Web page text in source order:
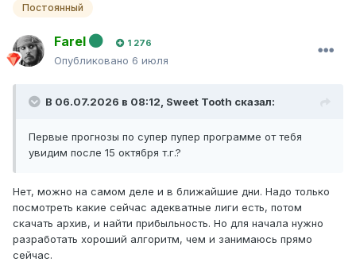
Постоянный
Farel 1 276
Опубликовано 6 июля
В 06.07.2026 в 08:12, Sweet Tooth сказал:
Первые прогнозы по супер пупер программе от тебя
увидим после 15 октября т.г.?
Нет, можно на самом деле и в ближайшие дни. Надо только
посмотреть какие сейчас адекватные лиги есть, потом
скачать архив, и найти прибыльность. Но для начала нужно
разработать хороший алгоритм, чем и занимаюсь прямо
сейчас.